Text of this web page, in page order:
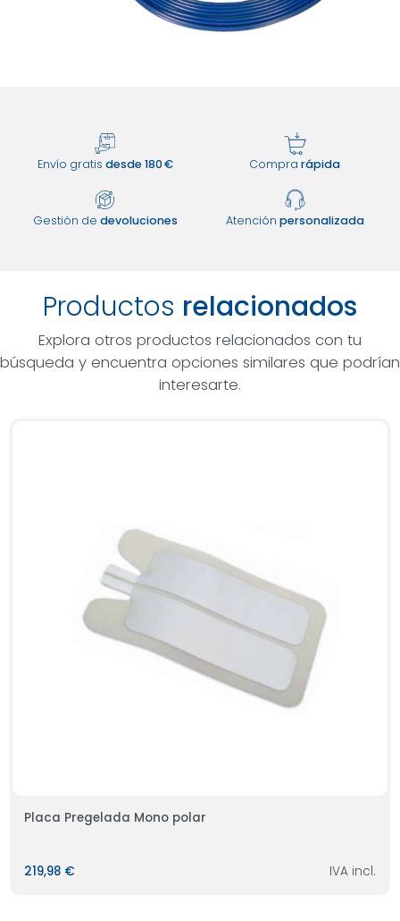
Envío gratis desde 180 € Comprarápida
Gestión de devoluciones Atención personalizada
Productos relacionados
Explora otros productos relacionados con tu
búsqueda y encuentra opciones similares que podrían
interesarte.
Placa Pregelada Mono polar
219,98 € IVA incl.